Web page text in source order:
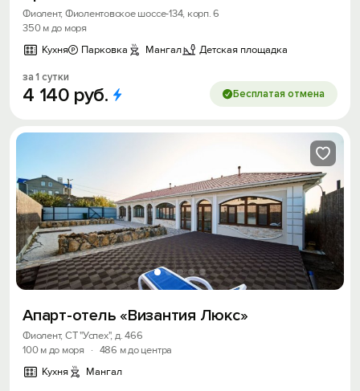
Фиолент, Фиолентовское шоссе-134, корп. 6
350 м до моря
Кухня
Парковка Мангал Детская площадка
за 1 сутки
4 140 руб. Бесплатая отмена
Апарт-отель «Византия Люкс»
Фиолент, СТ "Успех", д. 466
100 м до моря
· 486 м до центра
Кухня
Мангал